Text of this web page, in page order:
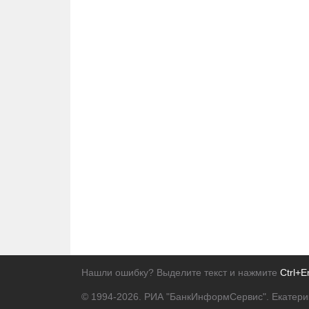
Нашли ошибку? Выделите текст и нажмите
© 1994-2026. РИА "БанкИнформСервис".